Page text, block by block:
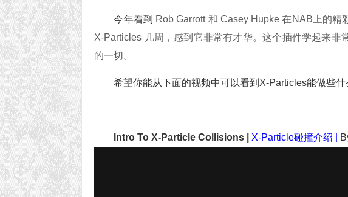
今年看到 Rob Garrott 和 Casey Hupke 在NAB上的
X-Particles 几周，感到它非常有才华。这个插件学起来非
的一切。
希望你能从下面的视频中可以看到X-Particles能做些什
Intro To X-Particle Collisions | X-Particle碰撞介绍 |